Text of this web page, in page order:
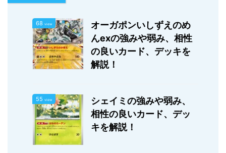
68 view
オーガポンいしずえのめ
んexの強みや弱み、相性
の良いカード、デッキを
解説！
55 view
シェイミの強みや弱み、
相性の良いカード、デッ
キを解説！